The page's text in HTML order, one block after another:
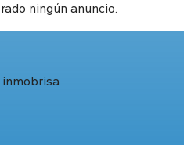
ningún anuncio.